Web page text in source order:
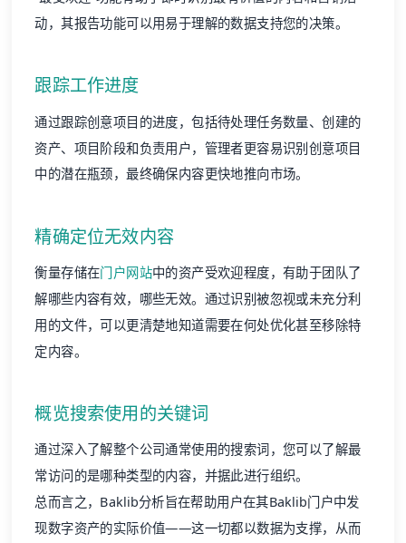
动，其报告功能可以用易于理解的数据支持您的决策。
跟踪工作进度
通过跟踪创意项目的进度，包括待处理任务数量、创建的
资产、项目阶段和负责用户，管理者更容易识别创意项目
中的潜在瓶颈，最终确保内容更快地推向市场。
精确定位无效内容
衡量存储在门户网站中的资产受欢迎程度，有助于团队了
解哪些内容有效，哪些无效。通过识别被忽视或未充分利
用的文件，可以更清楚地知道需要在何处优化甚至移除特
定内容。
概览搜索使用的关键词
通过深入了解整个公司通常使用的搜索词，您可以了解最
常访问的是哪种类型的内容，并据此进行组织。
总而言之，Baklib分析旨在帮助用户在其Baklib门户中发
现数字资产的实际价值——这一切都以数据为支撑，从而